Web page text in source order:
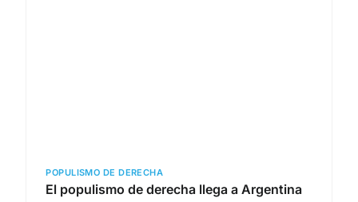
POPULISMO DE DERECHA
El populismo de derecha llega a Argentina